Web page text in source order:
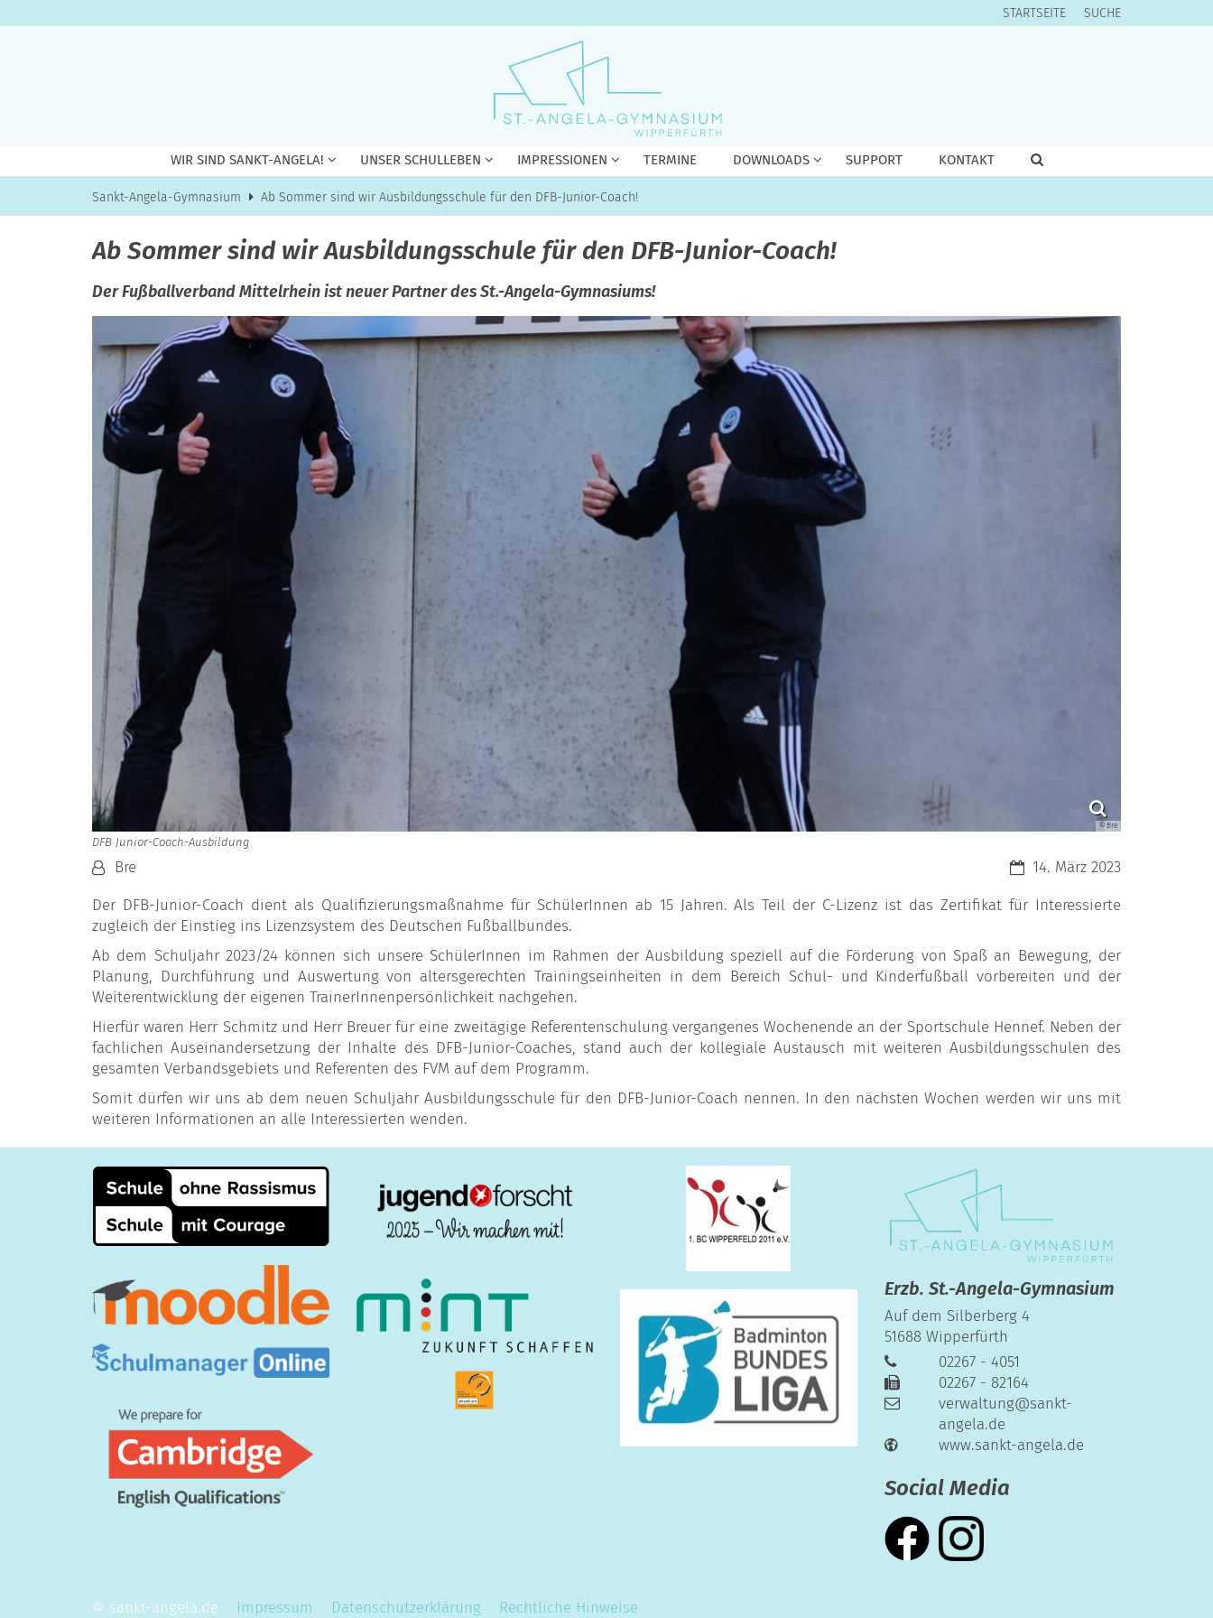
STARTSEITE SUCHE
WIR SIND SANKT-ANGELA! UNSER SCHULLEBEN IMPRESSIONEN TERMINE DOWNLOADS SUPPORT KONTAKT
Sankt-Angela-Gymnasium Ab Sommer sind wir Ausbildungsschule für den DFB-Junior-Coach!
Ab Sommer sind wir Ausbildungsschule für den DFB-Junior-Coach!
Der Fußballverband Mittelrhein ist neuer Partner des St.-Angela-Gymnasiums!
© Bre
DFB Junior-Coach-Ausbildung
Datum:14. März 2023
Von:Bre
Der DFB-Junior-Coach dient als Qualifizierungsmaßnahme für SchülerInnen ab 15 Jahren. Als Teil der C-Lizenz ist das Zertifikat für Interessierte
zugleich der Einstieg ins Lizenzsystem des Deutschen Fußballbundes.
Ab dem Schuljahr 2023/24 können sich unsere SchülerInnen im Rahmen der Ausbildung speziell auf die Förderung von Spaß an Bewegung, der
Planung, Durchführung und Auswertung von altersgerechten Trainingseinheiten in dem Bereich Schul- und Kinderfußball vorbereiten und der
Weiterentwicklung der eigenen TrainerInnenpersönlichkeit nachgehen.
Hierfür waren Herr Schmitz und Herr Breuer für eine zweitägige Referentenschulung vergangenes Wochenende an der Sportschule Hennef. Neben der
fachlichen Auseinandersetzung der Inhalte des DFB-Junior-Coaches, stand auch der kollegiale Austausch mit weiteren Ausbildungsschulen des
gesamten Verbandsgebiets und Referenten des FVM auf dem Programm.
Somit dürfen wir uns ab dem neuen Schuljahr Ausbildungsschule für den DFB-Junior-Coach nennen. In den nächsten Wochen werden wir uns mit
weiteren Informationen an alle Interessierten wenden.
Erzb. St.-Angela-Gymnasium
Auf dem Silberberg 4
51688 Wipperfürth
02267 - 4051
02267 - 82164
verwaltung@sankt-
angela.de
www.sankt-angela.de
Social Media
© sankt-angela.de Impressum Datenschutzerklärung Rechtliche Hinweise